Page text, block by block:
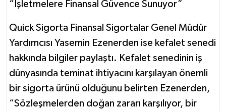
“İşletmelere Finansal Güvence Sunuyor”
Quick Sigorta Finansal Sigortalar Genel Müdür
Yardımcısı Yasemin Ezenerden ise kefalet senedi
hakkında bilgiler paylaştı. Kefalet senedinin iş
dünyasında teminat ihtiyacını karşılayan önemli
bir sigorta ürünü olduğunu belirten Ezenerden,
“Sözleşmelerden doğan zararı karşılıyor, bir